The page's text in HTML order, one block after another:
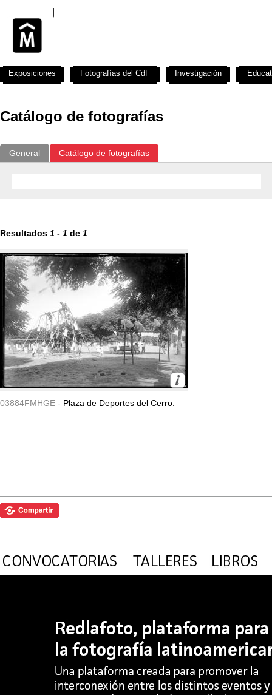
Catálogo de fotografías
General Catálogo de fotografías
Resultados 1 - 1 de 1
03884FMHGE - Plaza de Deportes del Cerro.
Exposiciones Fotografías del CdF Investigación